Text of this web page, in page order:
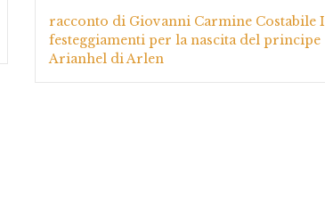
racconto di Giovanni Carmine Costabile I
festeggiamenti per la nascita del principe
Arianhel di Arlen